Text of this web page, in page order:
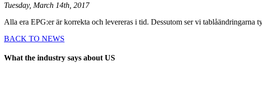
Tuesday, March 14th, 2017
Alla era EPG:er är korrekta och levereras i tid. Dessutom ser vi
BACK TO NEWS
What the industry says about US